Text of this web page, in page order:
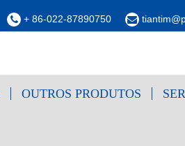
+ 86-022-87890750
OUTROS PRODUTOS